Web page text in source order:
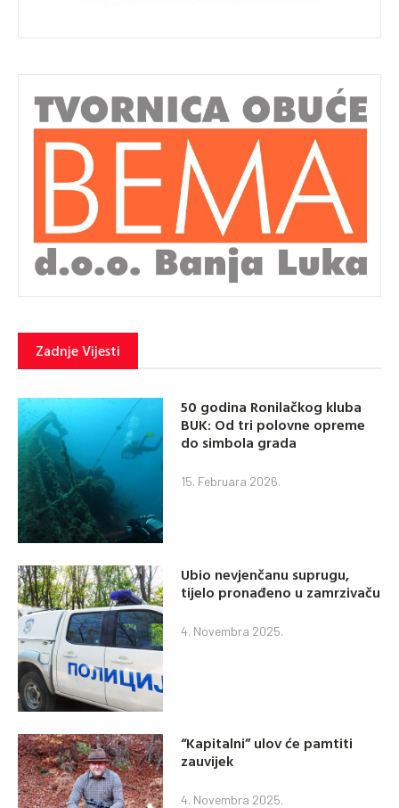
Zadnje Vijesti
50 godina Ronilačkog kluba
BUK: Od tri polovne opreme
do simbola grada
15. Februara 2026.
Ubio nevjenčanu suprugu,
tijelo pronađeno u zamrzivaču
4. Novembra 2025.
“Kapitalni” ulov će pamtiti
zauvijek
4. Novembra 2025.